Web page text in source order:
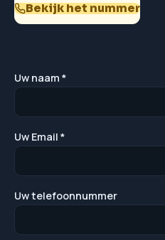
Bekijk het nummer
Uw naam *
Uw Email *
Uw telefoonnummer